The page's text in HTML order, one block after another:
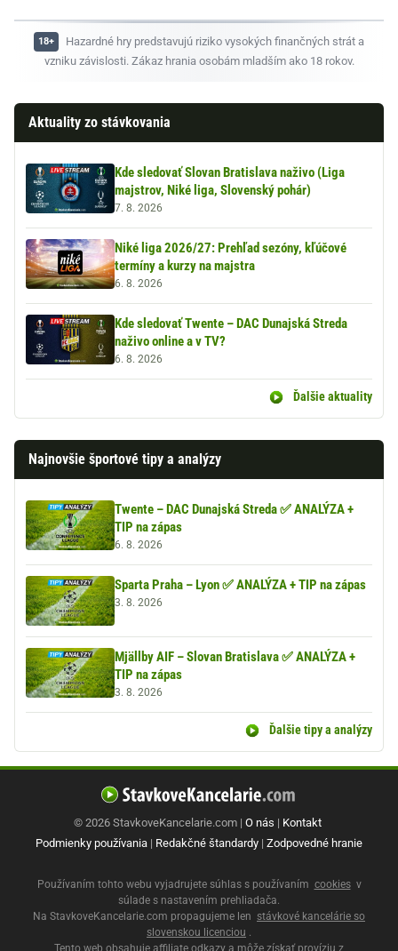
Hazardné hry predstavujú riziko vysokých finančných strát a
vzniku závislosti. Zákaz hrania osobám mladším ako 18 rokov.
Aktuality zo stávkovania
Kde sledovať Slovan Bratislava naživo (Liga
majstrov, Niké liga, Slovenský pohár)
7. 8. 2026
Niké liga 2026/27: Prehľad sezóny, kľúčové
termíny a kurzy na majstra
6. 8. 2026
Kde sledovať Twente – DAC Dunajská Streda
naživo online a v TV?
6. 8. 2026
Ďalšie aktuality
Najnovšie športové tipy a analýzy
Twente – DAC Dunajská Streda ✅ ANALÝZA +
TIP na zápas
6. 8. 2026
Sparta Praha – Lyon ✅ ANALÝZA + TIP na zápas
3. 8. 2026
Mjällby AIF – Slovan Bratislava ✅ ANALÝZA +
TIP na zápas
3. 8. 2026
Ďalšie tipy a analýzy
© 2026 StavkoveKancelarie.com | O nás | Kontakt
Podmienky používania | Redakčné štandardy | Zodpovedné hranie
Používaním tohto webu vyjadrujete súhlas s používaním cookies v
súlade s nastavením prehliadača.
Na StavkoveKancelarie.com propagujeme len stávkové kancelárie so
slovenskou licenciou
Tento web obsahuje affiliate odkazy a môže získať províziu z